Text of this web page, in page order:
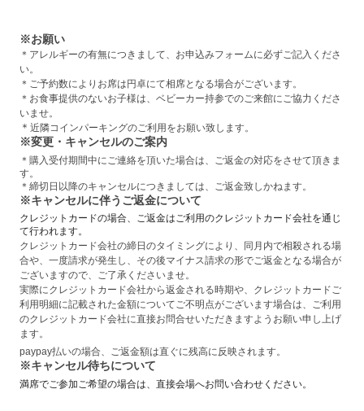
※お願い
＊アレルギーの有無につきまして、お申込みフォームに必ずご記入くださ
い。
＊ ご予約数によりお席は円卓にて相席となる場合がございます。
＊ お食事提供のないお子様は、ベビーカー持参でのご来館にご協力くださ
いませ。
＊ 近隣コインパーキングのご利用をお願い致します。
※変更・キャンセルのご案内
＊購入受付期間中にご連絡を頂いた場合は、ご返金の対応をさせて頂きま
す。
＊締切日以降のキャンセルにつきましては、ご返金致しかねます。
※キャンセルに伴うご返金について
クレジットカードの場合、ご返金はご利用のクレジットカード会社を通じ
て行われます。
クレジットカード会社の締日のタイミングにより、同月内で相殺される場
合や、一度請求が発生し、その後マイナス請求の形でご返金となる場合が
ございますので、ご了承くださいませ。
実際にクレジットカード会社から返金される時期や、クレジットカードご
利用明細に記載された金額についてご不明点がございます場合は、ご利用
のクレジットカード会社に直接お問合せいただきますようお願い申し上げ
ます。
paypay払いの場合、ご返金額は直ぐに残高に反映されます。
※キャンセル待ちについて
満席でご参加ご希望の場合は、直接会場へお問い合わせください。